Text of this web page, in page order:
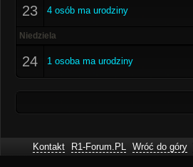
23 4 osób ma urodziny
Niedziela
24 1 osoba ma urodziny
Kontakt R1-Forum.PL Wróć do góry